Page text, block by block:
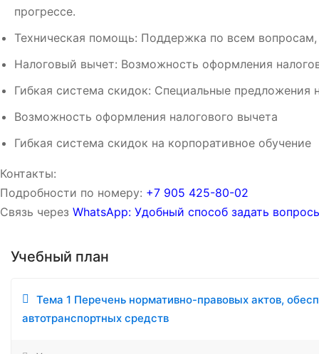
прогрессе.
Техническая помощь: Поддержка по всем
Налоговый вычет: Возможность оформления
Гибкая система скидок: Специальные предложения
Возможность оформления налогового вычета
Гибкая система скидок на корпоративное обучение
Контакты:
Подробности по номеру: ‪‪+7 905 425-80-02‬‬
Связь через WhatsApp: Удобный способ задать
Учебный план
Тема 1 Перечень нормативно-правовых актов,
автотранспортных средств